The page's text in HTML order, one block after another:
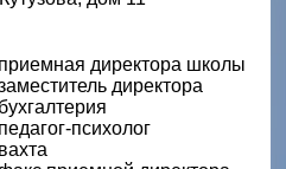
директора школы
директора
психолог